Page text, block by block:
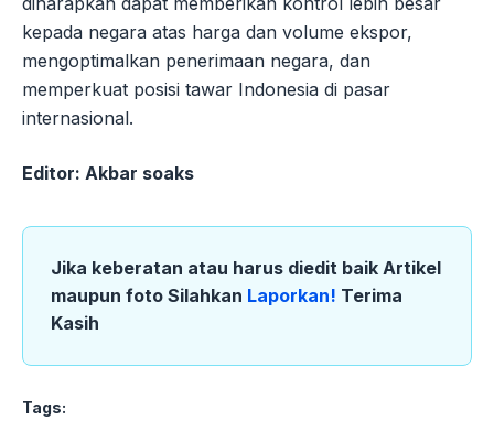
kepada negara atas harga dan volume ekspor,
mengoptimalkan penerimaan negara, dan
memperkuat posisi tawar Indonesia di pasar
internasional.
Editor: Akbar soaks
Jika keberatan atau harus diedit baik Artikel
maupun foto Silahkan Laporkan! Terima
Kasih
Tags: